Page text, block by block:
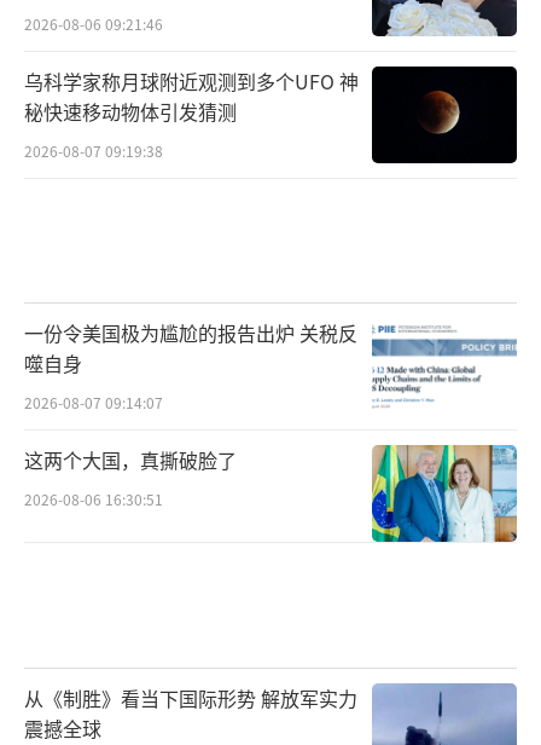
2026-08-06 09:21:46
乌科学家称月球附近观测到多个UFO 神
秘快速移动物体引发猜测
2026-08-07 09:19:38
一份令美国极为尴尬的报告出炉 关税反
噬自身
2026-08-07 09:14:07
这两个大国，真撕破脸了
2026-08-06 16:30:51
从《制胜》看当下国际形势 解放军实力
震撼全球